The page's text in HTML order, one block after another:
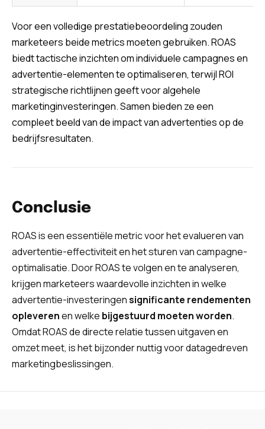
Voor een volledige prestatiebeoordeling zouden
marketeers beide metrics moeten gebruiken. ROAS
biedt tactische inzichten om individuele campagnes en
advertentie-elementen te optimaliseren, terwijl ROI
strategische richtlijnen geeft voor algehele
marketinginvesteringen. Samen bieden ze een
compleet beeld van de impact van advertenties op de
bedrijfsresultaten.
Conclusie
ROAS is een essentiële metric voor het evalueren van
advertentie-effectiviteit en het sturen van campagne-
optimalisatie. Door ROAS te volgen en te analyseren,
krijgen marketeers waardevolle inzichten in welke
advertentie-investeringensignificante rendementen
opleverenen welke bijgestuurd moeten worden.
Omdat ROAS de directe relatie tussen uitgaven en
omzet meet, is het bijzonder nuttig voor datagedreven
marketingbeslissingen.